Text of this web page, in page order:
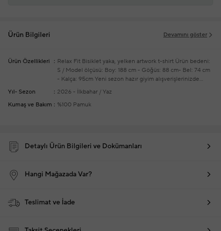
Ürün Bilgileri Devamını göster
Ürün Özellikleri Relax Fit Bisiklet yaka, yelken artwork t-shirt Ürün bedeni:
S / Model ölçüsü: Boy: 188 cm - Göğüs: 88 cm- Bel: 74 cm
- Kalça: 95cm Yeni sezon hazır giyim alışverişlerinizde
ücretsiz tadilat yapılmaktadır
Yıl- Sezon
2026 - İlkbahar / Yaz
Kumaş ve Bakım
%100 Pamuk
Detaylı Ürün Bilgileri ve Dokümanları
Hangi Mağazada Var?
Teslimat ve İade